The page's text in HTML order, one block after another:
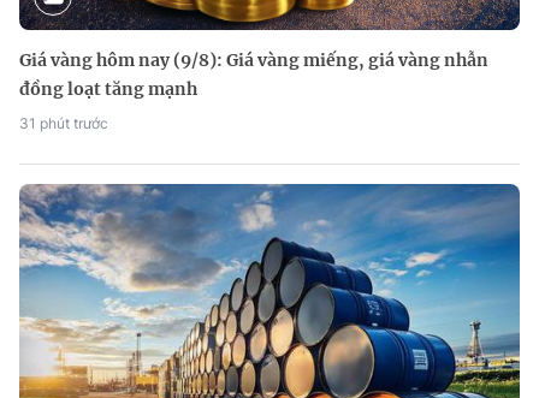
Giá vàng hôm nay (9/8): Giá vàng miếng, giá vàng nhẫn
đồng loạt tăng mạnh
31 phút trước